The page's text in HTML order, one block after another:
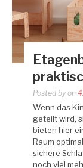
Posted by on
Wenn das
geteilt wird,
bieten hier
Raum
sichere
noch viel